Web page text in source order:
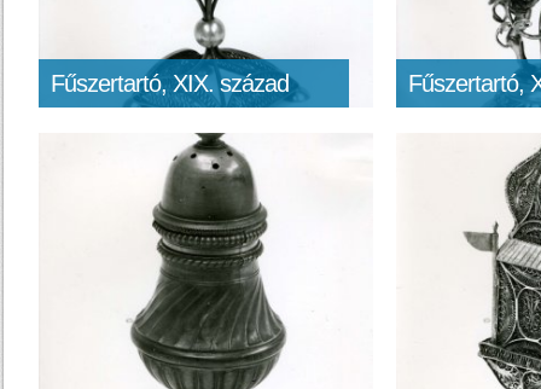
Fűszertartó, XIX. század Fűszertartó,